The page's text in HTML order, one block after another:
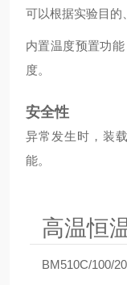
可以根据实验目的
内置温度预置功
度。
安全性
异常发生时，装
能。
高温恒
BM510C/100/